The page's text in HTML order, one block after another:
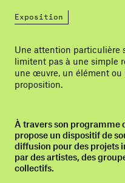
Exposition
Une attention particulière
limitent pas à une simple
une œuvre, un élément
proposition.
À travers son programme
propose un dispositif de
diffusion pour des projets
par des artistes, des
collectifs.